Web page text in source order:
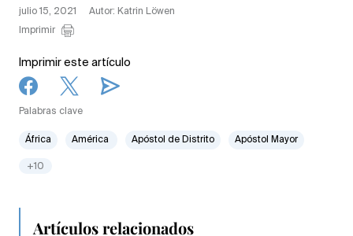
julio 15, 2021
Autor: Katrin Löwen
Imprimir
Imprimir este artículo
Palabras clave
África América Apóstol de Distrito Apóstol Mayor
+10
Artículos relacionados